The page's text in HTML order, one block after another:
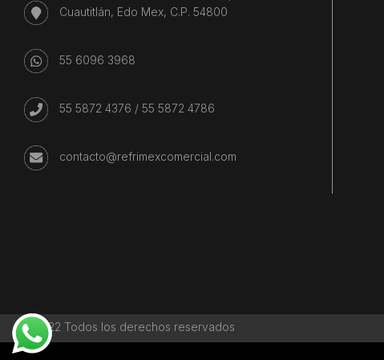
Cuautitlán, Edo Mex, C.P. 54800
55 6096 3968
55 5872 4376 / 55 5872 4786
contacto@refrimexcomercial.com
©2022 Todos los derechos reservados